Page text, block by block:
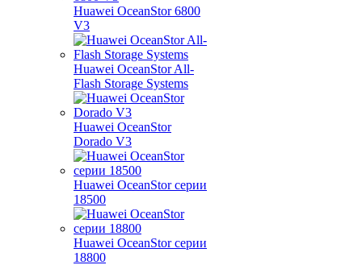
Huawei OceanStor 6800
V3
Huawei OceanStor All-
Flash Storage Systems
Huawei OceanStor
Dorado V3
Huawei OceanStor серии
18500
Huawei OceanStor серии
18800